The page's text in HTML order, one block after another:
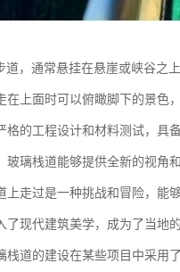
，通常悬挂在悬崖或峡谷之
上面时可以俯瞰脚下的景色，
的工程设计和材料测试，具
璃栈道能够提供全新的视角
走过是一种挑战和冒险，能够
现代建筑美学，成为了当地
道的建设在某些项目中采用